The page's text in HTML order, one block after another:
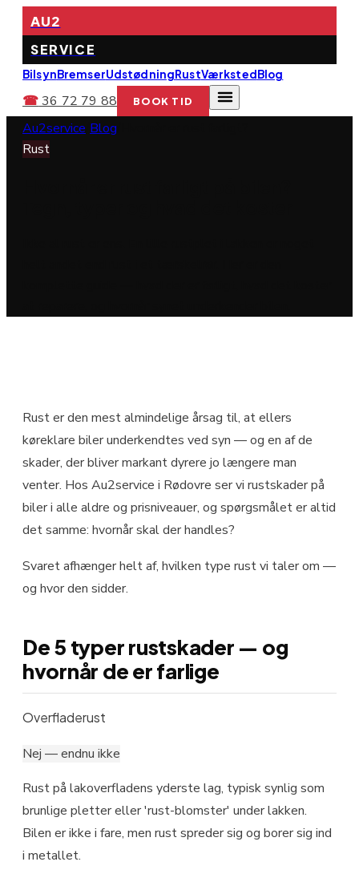
AU2
SERVICE
BilsynBremserUdstødningRustVærkstedBlog
☎36 72 79 88 BOOK TID
Au2service Blog
Rust
Rust er den mest almindelige årsag til, at ellers
køreklare biler underkendtes ved syn — og en af de
skader, der bliver markant dyrere jo længere man
venter. Hos Au2service i Rødovre ser vi rustskader på
biler i alle aldre og prisniveauer, og spørgsmålet er altid
det samme: hvornår skal der handles?
Svaret afhænger helt af, hvilken type rust vi taler om —
og hvor den sidder.
De 5 typer rustskader — og
hvornår de er farlige
Overfladerust
Nej — endnu ikke
Rust på lakoverfladens yderste lag, typisk synlig som
brunlige pletter eller 'rust-blomster' under lakken.
Bilen er ikke i fare, men rust spreder sig og borer sig ind
i metallet.